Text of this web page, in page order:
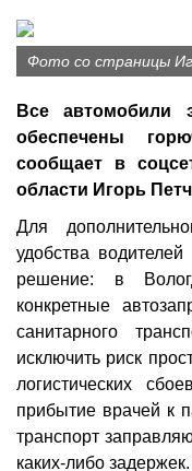
Фото со страницы
Все автомобили
обеспечены
сообщает в
области Игорь
Для
удобства
решение: в
конкретные
санитарного
исключить риск
логистических
прибытие врачей к
транспорт
каких-либо задержек.